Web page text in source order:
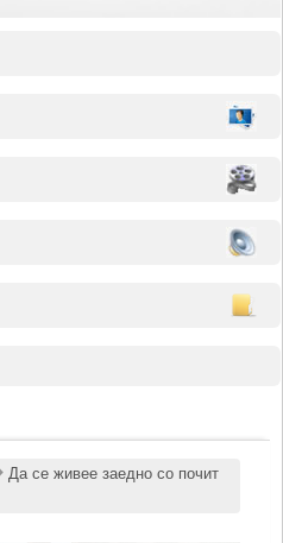
Да се живее заедно со почит